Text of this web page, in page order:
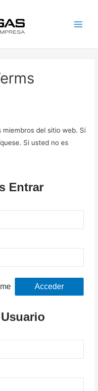
del sitio web. Si
Si usted no es
Entrar